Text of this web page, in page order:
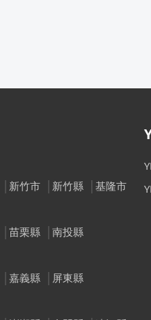
新竹市 新竹縣
基隆市
苗栗縣
南投縣
嘉義縣
屏東縣